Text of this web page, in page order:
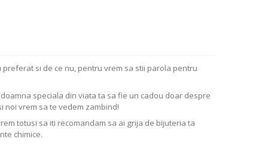
si de ce nu, pentru vrem sa stii parola pentru
speciala din viata ta sa fie un cadou doar despre
noi vrem sa te vedem zambind!
totusi sa iti recomandam sa ai grija de bijuteria ta
chimice.